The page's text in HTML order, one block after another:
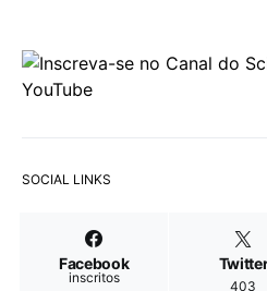
SOCIAL LINKS
Facebook
inscritos
403